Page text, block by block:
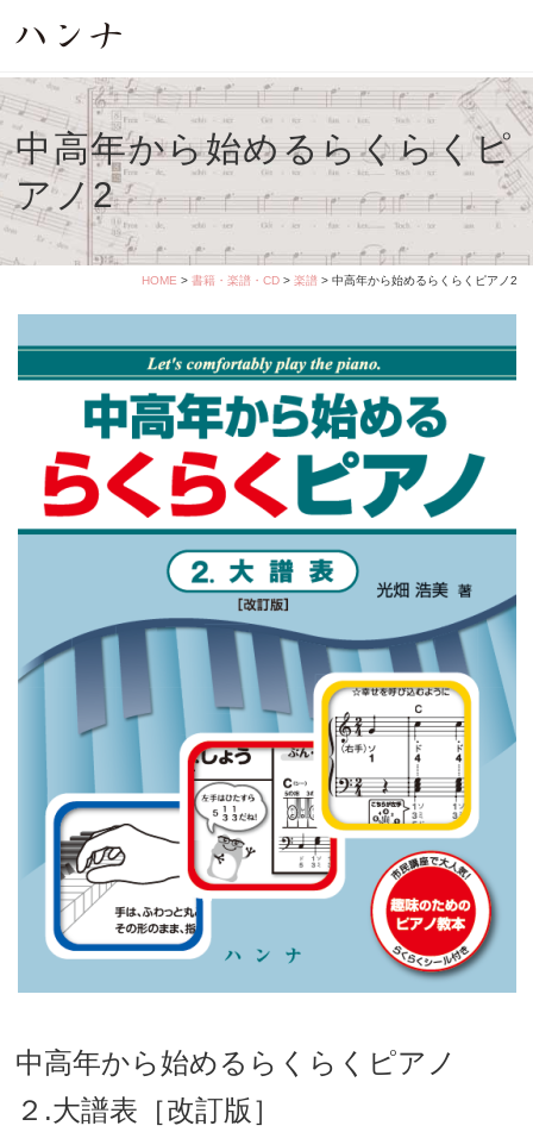
中高年から始めるらくらくピ
アノ2
HOME > 書籍・楽譜・CD> 楽譜> 中高年から始めるらくらくピアノ2
中高年から始めるらくらくピアノ
２.大譜表［改訂版］